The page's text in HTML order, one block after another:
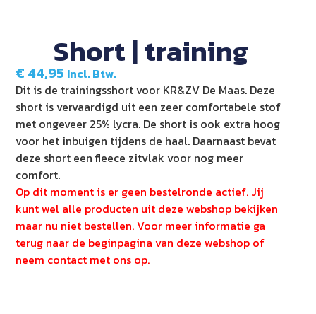
Short | training
€ 44,95 Incl. Btw.
Dit is de trainingsshort voor KR&ZV De Maas. Deze
short is vervaardigd uit een zeer comfortabele stof
met ongeveer 25% lycra. De short is ook extra hoog
voor het inbuigen tijdens de haal. Daarnaast bevat
deze short een fleece zitvlak voor nog meer
comfort.
Op dit moment is er geen bestelronde actief. Jij
kunt wel alle producten uit deze webshop bekijken
maar nu niet bestellen. Voor meer informatie ga
terug naar de beginpagina van deze webshop of
neem contact met ons op.